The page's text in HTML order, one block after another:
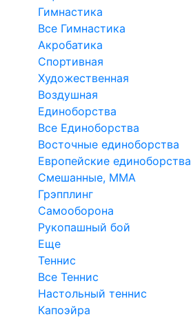
Гимнастика
Все Гимнастика
Акробатика
Спортивная
Художественная
Воздушная
Единоборства
Все Единоборства
Восточные единоборства
Европейские единоборства
Смешанные, ММА
Грэпплинг
Самооборона
Рукопашный бой
Еще
Теннис
Все Теннис
Настольный теннис
Капоэйра